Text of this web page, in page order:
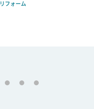
リフォーム